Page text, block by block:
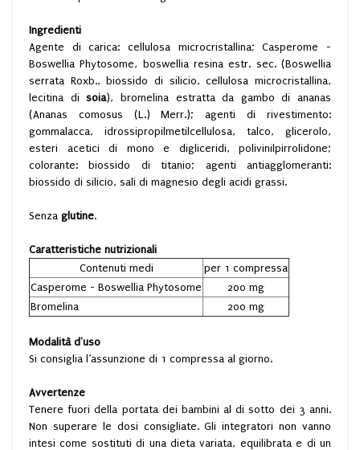
Ingredienti
Agente di carica: cellulosa microcristallina; Casperome -
Boswellia Phytosome, boswellia resina estr. sec. (Boswellia
serrata Roxb., biossido di silicio, cellulosa microcristallina,
lecitina disoia), bromelina estratta da gambo di ananas
(Ananas comosus (L.) Merr.); agenti di rivestimento:
gommalacca, idrossipropilmetilcellulosa, talco, glicerolo,
esteri acetici di mono e digliceridi, polivinilpirrolidone;
colorante: biossido di titanio; agenti antiagglomeranti:
biossido di silicio, sali di magnesio degli acidi grassi.
Senza glutine.
Caratteristiche nutrizionali
Contenuti medi
per 1 compressa
Casperome - Boswellia Phytosome
200 mg
Bromelina
200 mg
Modalità d'uso
Si consiglia l’assunzione di 1 compressa al giorno.
Avvertenze
Tenere fuori della portata dei bambini al di sotto dei 3 anni.
Non superare le dosi consigliate. Gli integratori non vanno
intesi come sostituti di una dieta variata, equilibrata e di un